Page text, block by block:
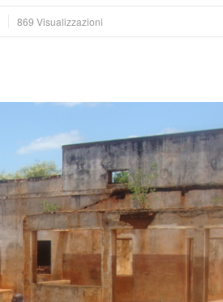
869 Visualizzazioni